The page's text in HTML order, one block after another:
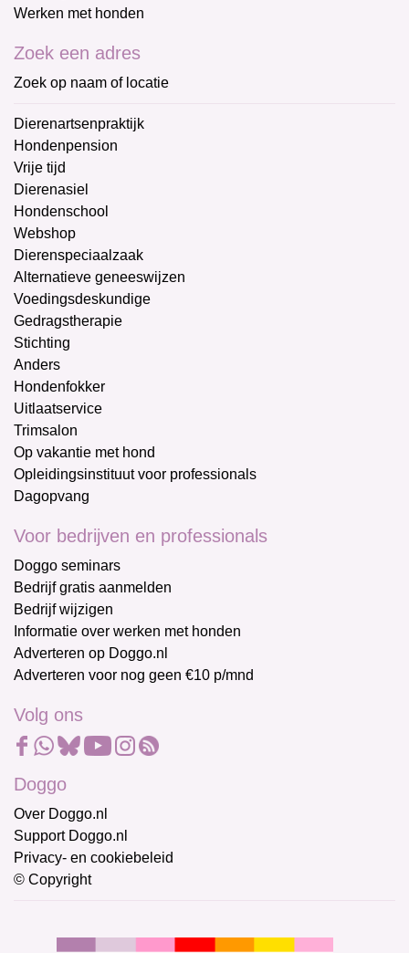
Werken met honden
Zoek een adres
Zoek op naam of locatie
Dierenartsenpraktijk
Hondenpension
Vrije tijd
Dierenasiel
Hondenschool
Webshop
Dierenspeciaalzaak
Alternatieve geneeswijzen
Voedingsdeskundige
Gedragstherapie
Stichting
Anders
Hondenfokker
Uitlaatservice
Trimsalon
Op vakantie met hond
Opleidingsinstituut voor professionals
Dagopvang
Voor bedrijven en professionals
Doggo seminars
Bedrijf gratis aanmelden
Bedrijf wijzigen
Informatie over werken met honden
Adverteren op Doggo.nl
Adverteren voor nog geen €10 p/mnd
Volg ons
Doggo
Over Doggo.nl
Support Doggo.nl
Privacy- en cookiebeleid
© Copyright